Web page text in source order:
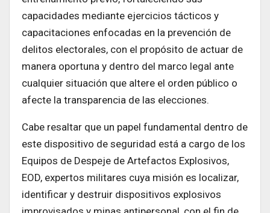
capacidades mediante ejercicios tácticos y
capacitaciones enfocadas en la prevención de
delitos electorales, con el propósito de actuar de
manera oportuna y dentro del marco legal ante
cualquier situación que altere el orden público o
afecte la transparencia de las elecciones.
Cabe resaltar que un papel fundamental dentro de
este dispositivo de seguridad está a cargo de los
Equipos de Despeje de Artefactos Explosivos,
EOD, expertos militares cuya misión es localizar,
identificar y destruir dispositivos explosivos